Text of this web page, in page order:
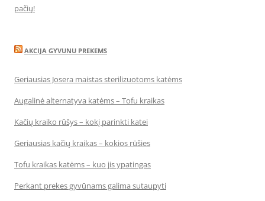
pačių!
AKCIJA GYVUNU PREKEMS
Geriausias Josera maistas sterilizuotoms katėms
Augalinė alternatyva katėms – Tofu kraikas
Kačių kraiko rūšys – kokį parinkti katei
Geriausias kačių kraikas – kokios rūšies
Tofu kraikas katėms – kuo jis ypatingas
Perkant prekes gyvūnams galima sutaupyti